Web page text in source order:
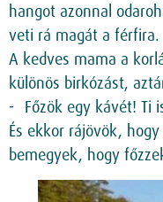
hangot azonnal
veti rá magát a férfira.
A kedves mama a
különös birkózást,
Főzök egy kávét! Ti
És ekkor rájövök,
bemegyek, hogy